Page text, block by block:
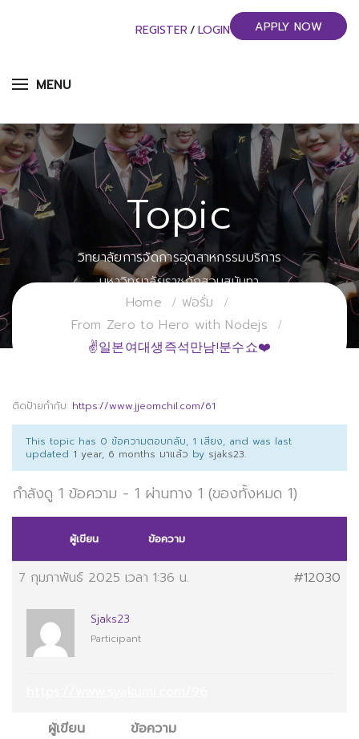
MENU
REGISTER / LOGIN APPLY NOW
Topic
วิทยาลัยการจัดการอุตสาหกรรมบริการ
มหาวิทยาลัยราชภัฏสวนสุนันทา
Home
ฟอรั่ม
From Zero to Hero with Nodejs
✌일본여대생즉석만남!분수쇼❤️
ติดป้ายกำกับ: https://www.jjeomchil.com/61
This topic has 0 ข้อความตอบกลับ, 1 เสียง, and was last
updated 1 year, 6 months มาแล้ว by sjaks23.
กำลังดู 1 ข้อความ - 1 ผ่านทาง 1 (ของทั้งหมด 1)
ผู้เขียน ข้อความ
7 กุมภาพันธ์ 2025 เวลา 1:36 น. #12030
Sjaks23
Participant
ผู้เขียน
ข้อความ